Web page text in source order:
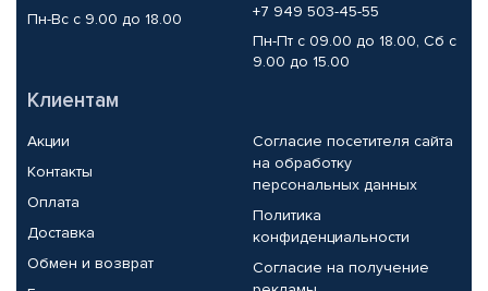
Пн-Вс с 9.00 до 18.00
+7 949 503-45-55
Пн-Пт с 09.00 до 18.00, Сб с
9.00 до 15.00
Клиентам
Акции
Контакты
Оплата
Доставка
Обмен и возврат
Согласие посетителя сайта
на обработку
персональных данных
Политика
конфиденциальности
Согласие на получение